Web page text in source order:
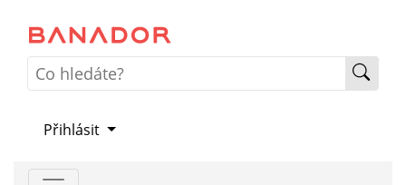
Přihlásit